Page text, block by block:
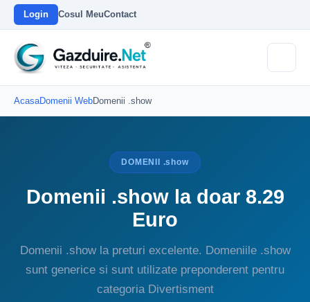
Login Cosul MeuContact
AcasaDomenii WebDomenii .show
DOMENII .show
Domenii .show la doar 8.29
Euro
Domenii .show la preturi excelente. Domeniile .show
sunt generice si sunt utilizate preponderent pentru
categoria Divertisment